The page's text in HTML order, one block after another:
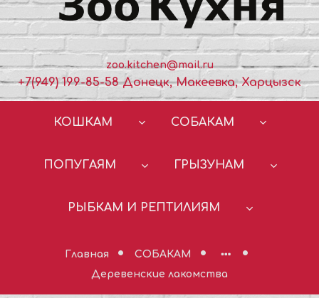
zoo.kitchen@mail.ru
+7(949) 199-85-58 Донецк, Макеевка, Харцызск
КОШКАМ СОБАКАМ
ПОПУГАЯМ ГРЫЗУНАМ
РЫБКАМ И РЕПТИЛИЯМ
Главная
СОБАКАМ
Деревенские лакомства